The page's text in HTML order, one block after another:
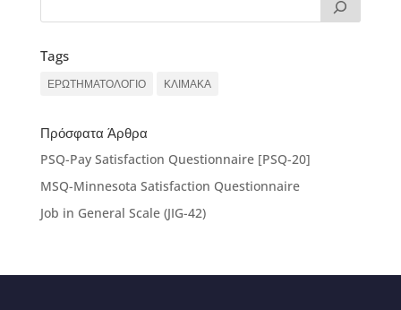
Tags
ΕΡΩΤΗΜΑΤΟΛΟΓΙΟ ΚΛΙΜΑΚΑ
Πρόσφατα Άρθρα
PSQ-Pay Satisfaction Questionnaire [PSQ-20]
MSQ-Minnesota Satisfaction Questionnaire
Job in General Scale (JIG-42)